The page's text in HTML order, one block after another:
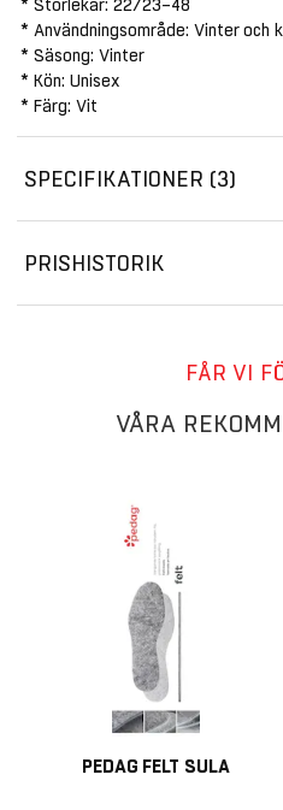
* Storlekar: 22/23–48
* Användningsområde: Vinter och
* Säsong: Vinter
* Kön: Unisex
* Färg: Vit
SPECIFIKATIONER 3
PRISHISTORIK
FÅR VI
VÅRA
PEDAG FELT SULA